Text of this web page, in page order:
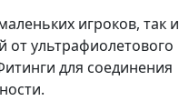
игроков, так и
ультрафиолетового
для соединения